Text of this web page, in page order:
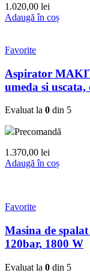
1.020,00 lei
Adaugă în coș
Favorite
Aspirator
umeda si
Evaluat la 0 din 5
Precomandă
1.370,00 lei
Adaugă în coș
Favorite
Masina de
120bar, 1800 W
Evaluat la 0 din 5